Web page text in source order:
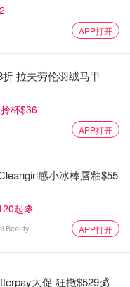
APP打开
拉夫劳伦羽绒马甲
杯$36
APP打开
感小冰棒唇釉$55
起🍇
Beauty APP打开
大促 狂撒$529💰